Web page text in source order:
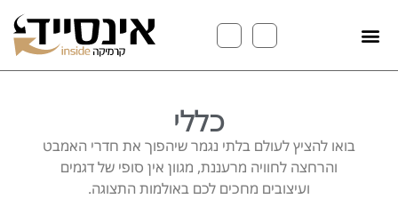
כללי
בואו להציץ לעולם בלתי נגמר שיהפוך את חדרי האמבט
והרחצה לחוויה מרעננת, מגוון אין סופי של דגמים
ועיצובים מחכים לכם באולמות התצוגה.